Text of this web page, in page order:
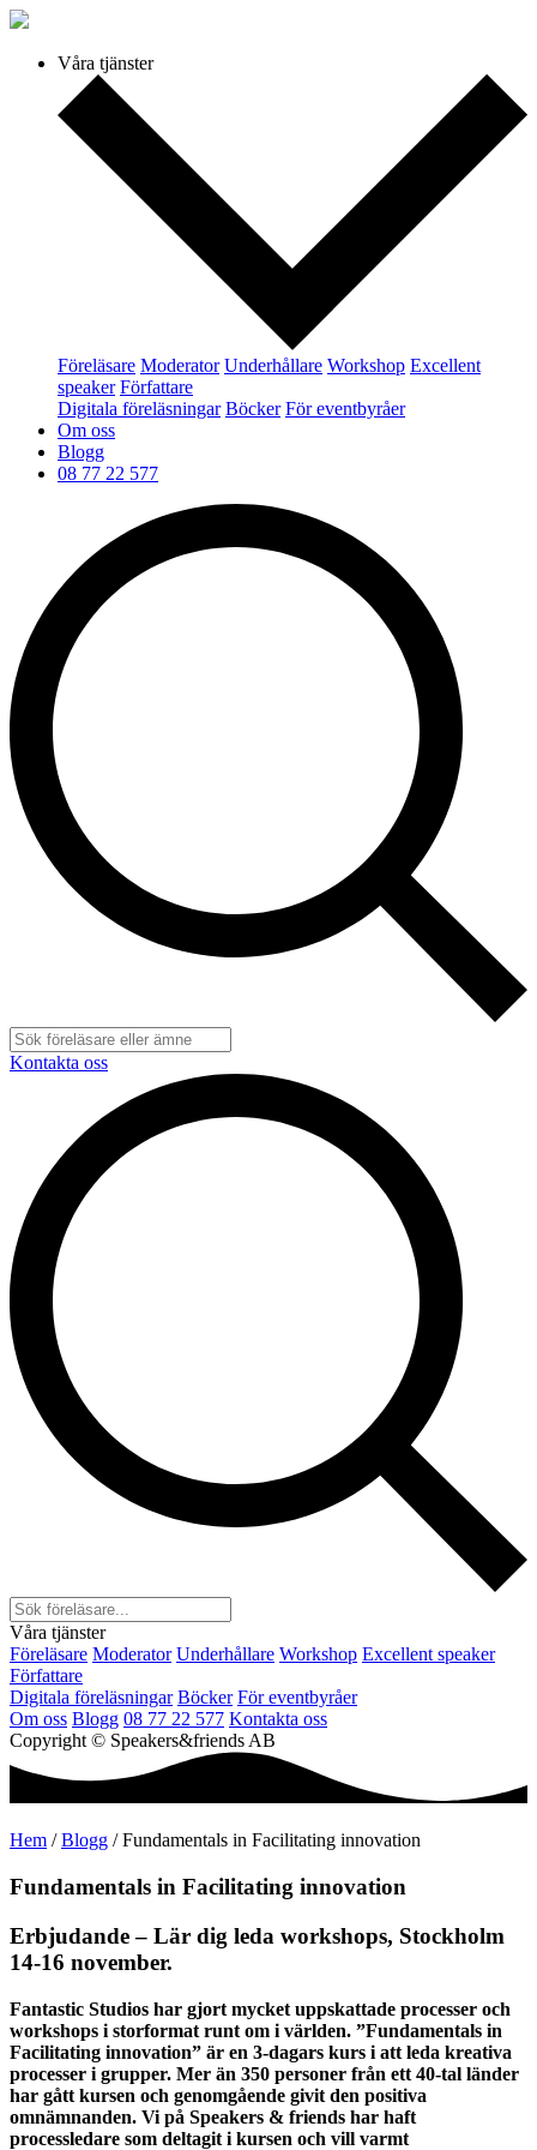
Våra tjänster
Föreläsare Moderator Underhållare Workshop Excellent
speaker Författare
Digitala föreläsningar Böcker För eventbyråer
Om oss
Blogg
08 77 22 577
Kontakta oss
Våra tjänster
Föreläsare Moderator Underhållare Workshop Excellent speaker
Författare
Digitala föreläsningar Böcker För eventbyråer
Om oss Blogg 08 77 22 577 Kontakta oss
Copyright © Speakers&friends AB
Hem /Blogg / Fundamentals in Facilitating innovation
Fundamentals in Facilitating innovation
Erbjudande – Lär dig leda workshops, Stockholm
14-16 november.
Fantastic Studios har gjort mycket uppskattade processer och
workshops i storformat runt om i världen. ”Fundamentals in
Facilitating innovation” är en 3-dagars kurs i att leda kreativa
processer i grupper. Mer än 350 personer från ett 40-tal länder
har gått kursen och genomgående givit den positiva
omnämnanden. Vi på Speakers & friends har haft
processledare som deltagit i kursen och vill varmt